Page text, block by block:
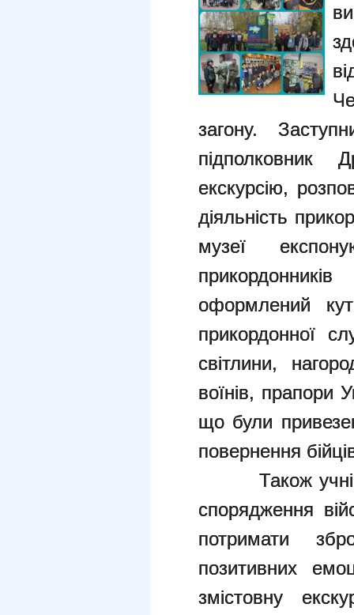
загону.
підполковник
екскурсію,
діяльність
музеї
оформлений
прикордонної
світлини,
воїнів, прапори
що були
повернення
Також учні
спорядження
потримати
позитивних
змістовну